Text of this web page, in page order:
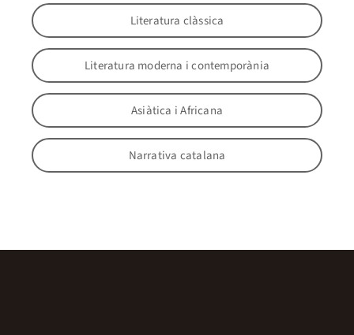
Literatura clàssica
Literatura moderna i contemporània
Asiàtica i Africana
Narrativa catalana